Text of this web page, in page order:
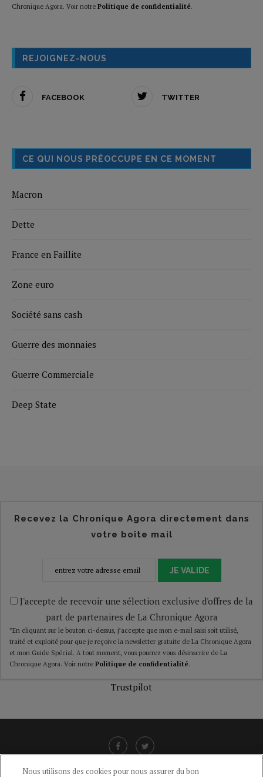
Chronique Agora. Voir notre Politique de confidentialité.
REJOIGNEZ-NOUS
FACEBOOK TWITTER
CE QUI NOUS PRÉOCCUPE EN CE MOMENT
Macron
Dette
France en Faillite
Zone euro
Société sans cash
Guerre des monnaies
Guerre Commerciale
Deep State
Recevez la Chronique Agora directement dans
votre boîte mail
JE VALIDE
J'accepte de recevoir une sélection exclusive d'offres de la
part de partenaires de La Chronique Agora
*En cliquant sur le bouton ci-dessus, j’accepte que mon e-mail saisi soit utilisé,
traité et exploité pour que je reçoive la newsletter gratuite de La Chronique Agora
et mon Guide Spécial. A tout moment, vous pourrez vous désinscrire de La
Chronique Agora. Voir notre Politique de confidentialité.
Trustpilot
Nous utilisons des cookies pour nous assurer du bon